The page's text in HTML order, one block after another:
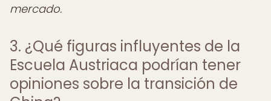
mercado.
3. ¿Qué figuras influyentes de la
Escuela Austriaca podrían tener
opiniones sobre la transición de